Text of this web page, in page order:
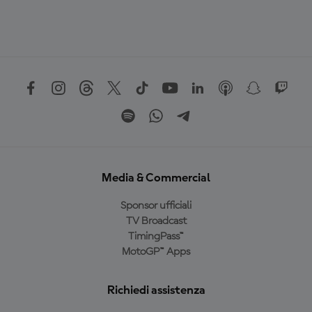
Media & Commercial
Sponsor ufficiali
TV Broadcast
TimingPass™
MotoGP™ Apps
Richiedi assistenza